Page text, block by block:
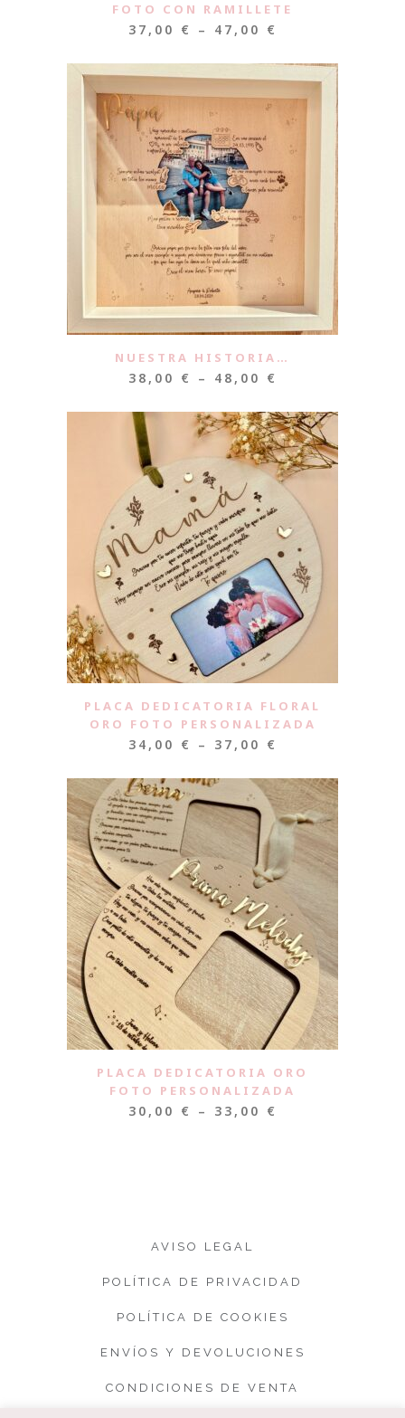
FOTO CON RAMILLETE
37,00 € – 47,00 €
NUESTRA HISTORIA…
38,00 € – 48,00 €
PLACA DEDICATORIA FLORAL
ORO FOTO PERSONALIZADA
34,00 € – 37,00 €
PLACA DEDICATORIA ORO
FOTO PERSONALIZADA
30,00 € – 33,00 €
AVISO LEGAL
POLÍTICA DE PRIVACIDAD
POLÍTICA DE COOKIES
ENVÍOS Y DEVOLUCIONES
CONDICIONES DE VENTA